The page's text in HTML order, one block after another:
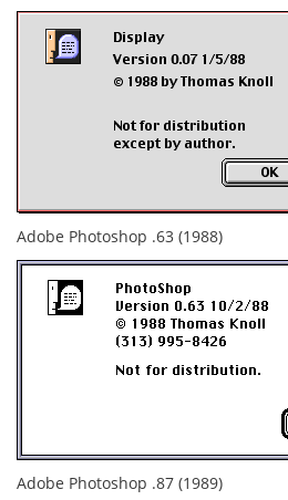
Adobe Photoshop .63 (1988)
Adobe Photoshop .87 (1989)